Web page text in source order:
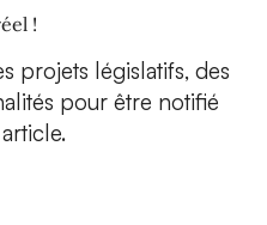
!
projets législatifs, des
pour être notifié